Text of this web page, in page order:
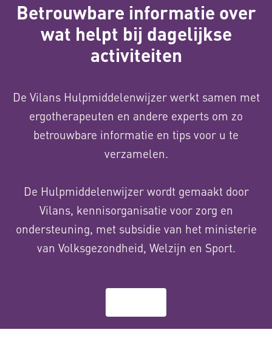
Betrouwbare informatie over
wat helpt bij dagelijkse
activiteiten
De Vilans Hulpmiddelenwijzer werkt samen met
ergotherapeuten en andere experts om zo
betrouwbare informatie en tips voor u te
verzamelen.
De Hulpmiddelenwijzer wordt gemaakt door
Vilans, kennisorganisatie voor zorg en
ondersteuning, met subsidie van het ministerie
van Volksgezondheid, Welzijn en Sport.